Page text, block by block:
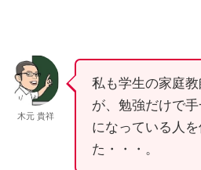
木元 貴祥
私も学生の家庭
が、勉強だけで
になっている人
た・・・。